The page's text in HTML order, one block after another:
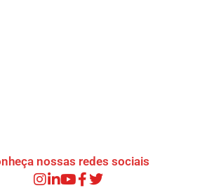
nossas redes sociais